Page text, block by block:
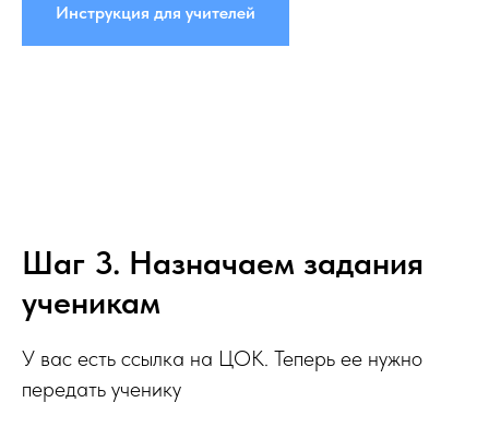
Инструкция для учителей
Шаг 3. Назначаем задания
ученикам
У вас есть ссылка на ЦОК. Теперь ее нужно
передать ученику